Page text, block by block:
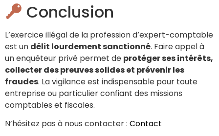
Conclusion
L’exercice illégal de la profession d’expert-comptable
est un délit lourdement sanctionné. Faire appel à
un enquêteur privé permet de protéger ses intérêts,
collecter des preuves solides et prévenir les
fraudes. La vigilance est indispensable pour toute
entreprise ou particulier confiant des missions
comptables et fiscales.
N’hésitez pas à nous contacter : Contact